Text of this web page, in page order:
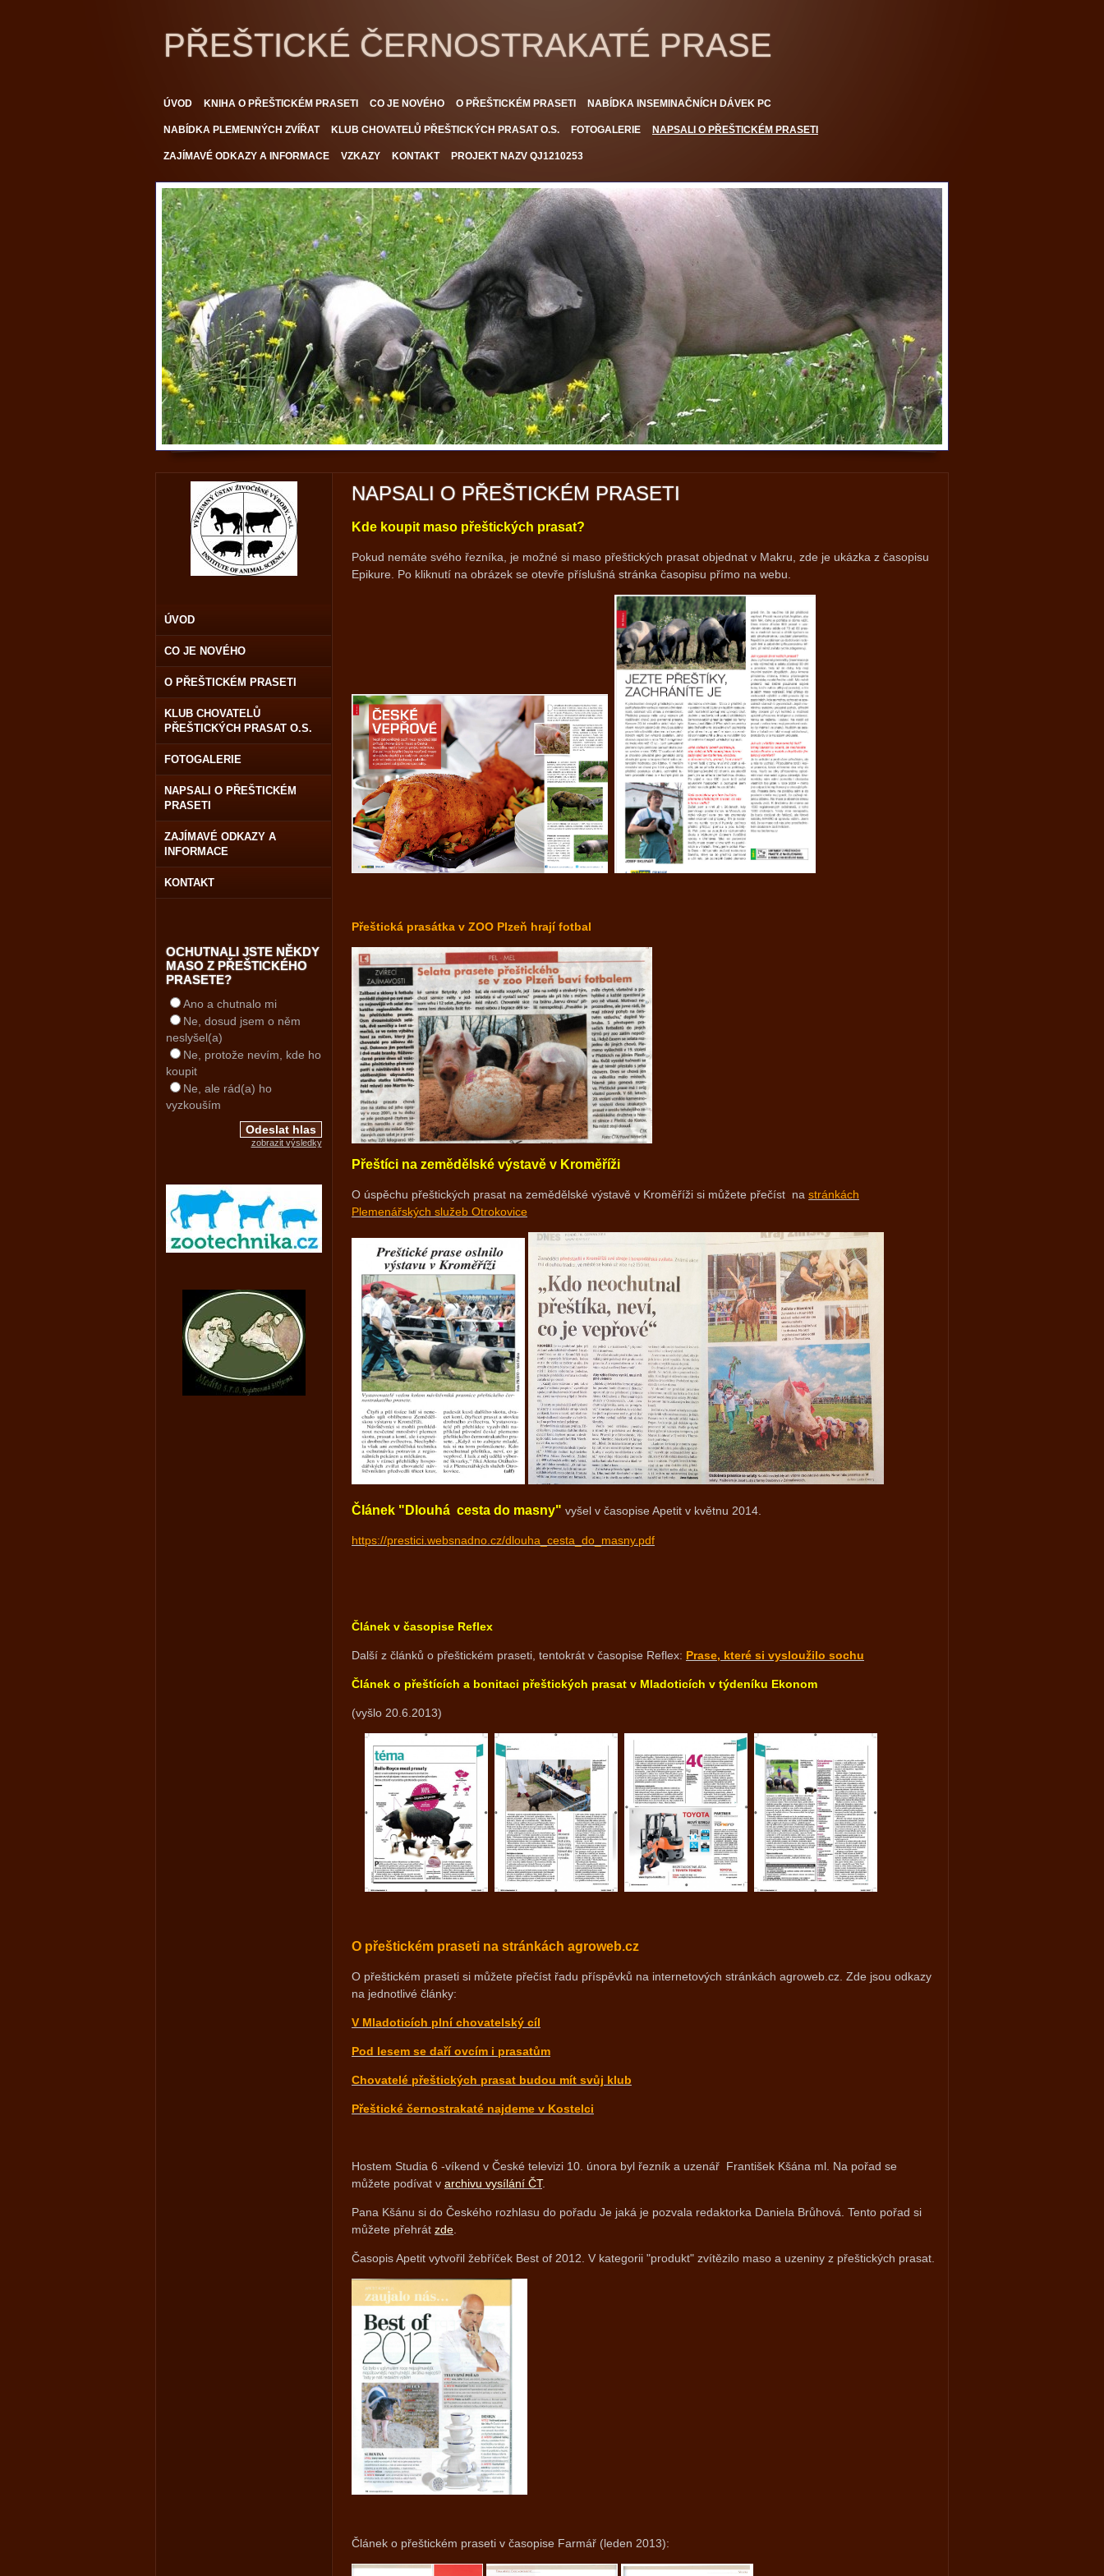
PŘEŠTICKÉ ČERNOSTRAKATÉ PRASE
ÚVOD KNIHA O PŘEŠTICKÉM PRASETI CO JE NOVÉHO O PŘEŠTICKÉM PRASETI NABÍDKA INSEMINAČNÍCH DÁVEK PC
NABÍDKA PLEMENNÝCH ZVÍŘAT KLUB CHOVATELŮ PŘEŠTICKÝCH PRASAT O.S. FOTOGALERIE NAPSALI O PŘEŠTICKÉM PRASETI
ZAJÍMAVÉ ODKAZY A INFORMACE VZKAZY KONTAKT PROJEKT NAZV QJ1210253
NAPSALI O PŘEŠTICKÉM PRASETI
Kde koupit maso přeštických prasat?
Pokud nemáte svého řezníka, je možné si maso přeštických prasat objednat v Makru, zde je ukázka z časopisu
Epikure. Po kliknutí na obrázek se otevře příslušná stránka časopisu přímo na webu.
Přeštická prasátka v ZOO Plzeň hrají fotbal
Přeštíci na zemědělské výstavě v Kroměříži
O úspěchu přeštických prasat na zemědělské výstavě v Kroměříži si můžete přečíst na stránkách
Plemenářských služeb Otrokovice
Článek "Dlouhá cesta do masny" vyšel v časopise Apetit v květnu 2014.
https://prestici.websnadno.cz/dlouha_cesta_do_masny.pdf
Článek v časopise Reflex
Další z článků o přeštickém praseti, tentokrát v časopise Reflex: Prase, které si vysloužilo sochu
Článek o přeštících a bonitaci přeštických prasat v Mladoticích v týdeníku Ekonom
(vyšlo 20.6.2013)
O přeštickém praseti na stránkách agroweb.cz
O přeštickém praseti si můžete přečíst řadu příspěvků na internetových stránkách agroweb.cz. Zde jsou odkazy
na jednotlivé články:
V Mladoticích plní chovatelský cíl
Pod lesem se daří ovcím i prasatům
Chovatelé přeštických prasat budou mít svůj klub
Přeštické černostrakaté najdeme v Kostelci
Hostem Studia 6 -víkend v České televizi 10. února byl řezník a uzenář František Kšána ml. Na pořad se
můžete podívat v archivu vysílání ČT.
Pana Kšánu si do Českého rozhlasu do pořadu Je jaká je pozvala redaktorka Daniela Brůhová. Tento pořad si
můžete přehrát zde
Časopis Apetit vytvořil žebříček Best of 2012. V kategorii "produkt" zvítězilo maso a uzeniny z přeštických prasat.
Článek o přeštickém praseti v časopise Farmář (leden 2013):
ÚVOD
CO JE NOVÉHO
O PŘEŠTICKÉM PRASETI
KLUB CHOVATELŮ
PŘEŠTICKÝCH PRASAT O.S.
FOTOGALERIE
NAPSALI O PŘEŠTICKÉM
PRASETI
ZAJÍMAVÉ ODKAZY A
INFORMACE
KONTAKT
OCHUTNALI JSTE NĚKDY
MASO Z PŘEŠTICKÉHO
PRASETE?
Ano a chutnalo mi
Ne, dosud jsem o něm
neslyšel(a)
Ne, protože nevím, kde ho
koupit
Ne, ale rád(a) ho
vyzkouším
zobrazit výsledky